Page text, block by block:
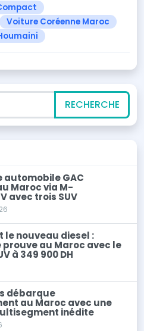
Voiture Coréenne Maroc
RECHERCHE
automobile GAC
Maroc via M-
avec trois SUV
le nouveau diesel :
prouve au Maroc avec le
à 349 900 DH
débarque
au Maroc avec une
inédite